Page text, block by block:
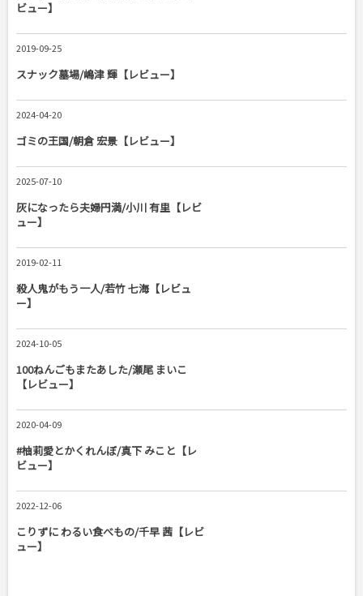
ビュー】
2019-09-25
スナック墓場/嶋津 輝【レビュー】
2024-04-20
ゴミの王国/朝倉 宏景【レビュー】
2025-07-10
灰になったら夫婦円満/小川 有里【レビ
ュー】
2019-02-11
殺人鬼がもう一人/若竹 七海【レビュ
ー】
2024-10-05
100ねんごもまたあした/瀬尾 まいこ
【レビュー】
2020-04-09
#柚莉愛とかくれんぼ/真下 みこと【レ
ビュー】
2022-12-06
こりずに わるい食べもの/千早 茜【レビ
ュー】